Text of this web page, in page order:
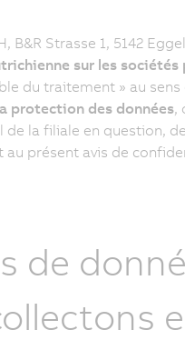
B&R Strasse 1, 5142
sur les sociétés
du traitement » au
protection des données,
la filiale en question,
présent avis de
de